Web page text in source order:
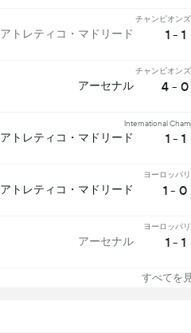
アトレティコ・マドリード
チャンピオン
1 - 1
アーセナル
チャンピオン
4 - 0
アトレティコ・マドリード
International
1 - 1
アトレティコ・マドリード
ヨーロッパ
1 - 0
アーセナル
ヨーロッパ
1 - 1
すべてを